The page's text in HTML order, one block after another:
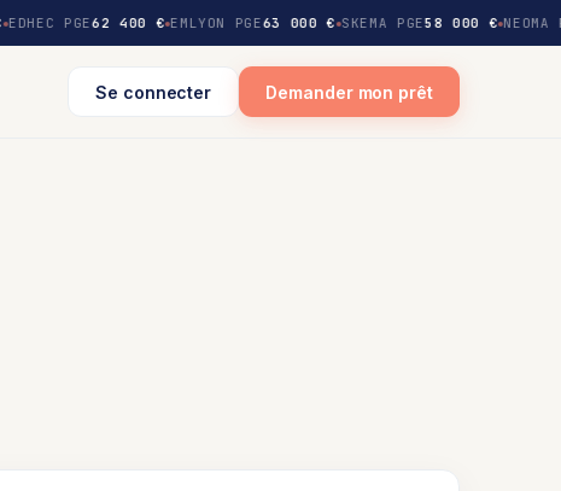
EDHEC PGE62 400 € EMLYON PGE63 000 € SKEMA PGE58 000 € NEOMA
Se connecter Demander mon prêt